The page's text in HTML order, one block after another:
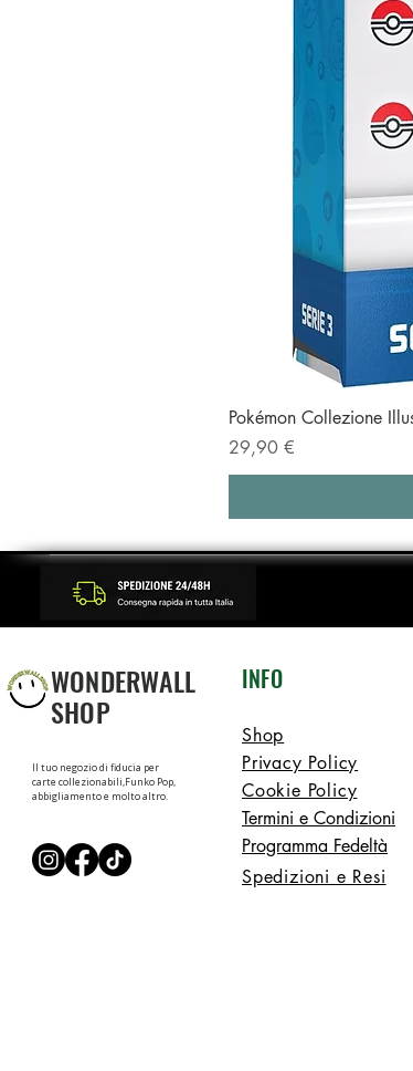
Pokémon Collezione
Prezzo
29,90 €
WONDERWALL
SHOP
INFO
Il tuo negozio di fiducia per
carte collezionabili,Funko Pop,
abbigliamento e molto altro.
Shop
Privacy Policy
Cookie Policy
Termini e Condizioni
Programma Fedeltà
Spedizioni e Resi